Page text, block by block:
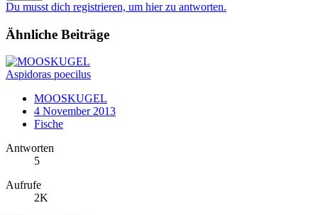
Du musst dich registrieren, um hier zu antworten.
Ähnliche Beiträge
Aspidoras poecilus
MOOSKUGEL
4 November 2013
Fische
Antworten
5
Aufrufe
2K